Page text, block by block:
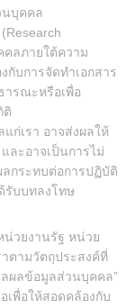
นบุคคล
คลภายใต้ความ
กับการจัดทำเอกสาร
ารณะหรือเพื่อ
ติ
ก่เรา อาจส่งผลให้
ละอาจเป็นการไม่
กระทบต่อการปฏิบัติ
รับบทลงโทษ
น่วยงานรัฐ หน่วย
ตามวัตถุประสงค์ที่
ลผลข้อมูลส่วนบุคคล”
เพื่อให้สอดคล้องกับ